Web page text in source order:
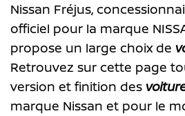
Nissan Fréjus,
officiel pour la marque
propose un large choix de
Retrouvez sur cette page
version et finition des
marque Nissan et pour le